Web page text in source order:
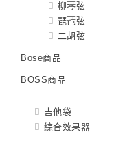
柳琴弦
琵琶弦
二胡弦
Bose商品
BOSS商品
吉他袋
綜合效果器